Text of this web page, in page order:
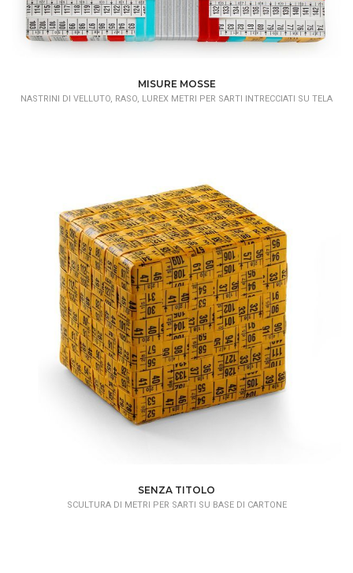
MISURE MOSSE
NASTRINI DI VELLUTO, RASO, LUREX METRI PER SARTI INTRECCIATI SU TELA
SENZA TITOLO
SCULTURA DI METRI PER SARTI SU BASE DI CARTONE